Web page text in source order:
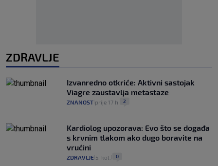
ZDRAVLJE
Izvanredno otkriće: Aktivni sastojak
Viagre zaustavlja metastaze
ZNANOST prije 17 h 2
Kardiolog upozorava: Evo što se događa
s krvnim tlakom ako dugo boravite na
vrućini
ZDRAVLJE 5. kol. 0